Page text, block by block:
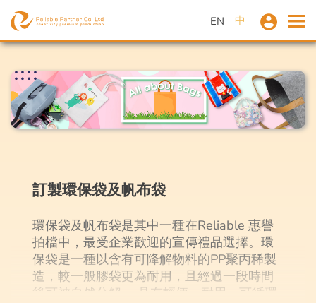
EN 中
訂製環保袋及帆布袋
環保袋及帆布袋是其中一種在Reliable 惠譽
拍檔中，最受企業歡迎的宣傳禮品選擇。環
保袋是一種以含有可降解物料的PP聚丙稀製
造，較一般膠袋更為耐用，且經過一段時間
後可被自然分解。 具有輕便、耐用、可循環